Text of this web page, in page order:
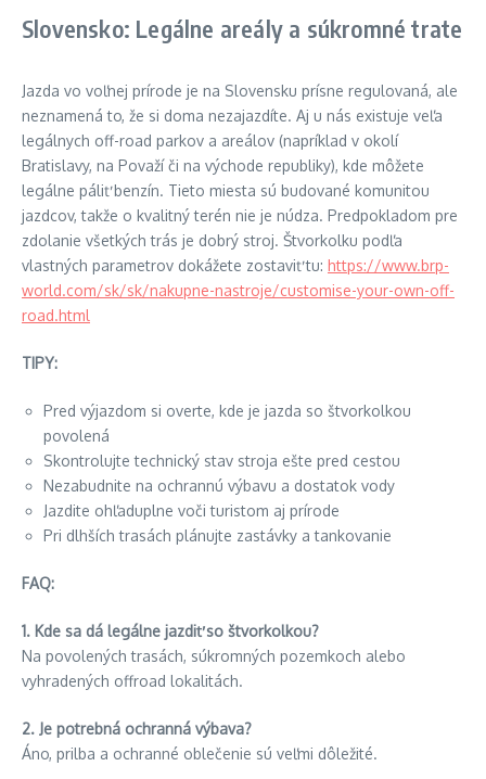
Slovensko: Legálne areály a súkromné trate
Jazda vo voľnej prírode je na Slovensku prísne regulovaná, ale
neznamená to, že si doma nezajazdíte. Aj u nás existuje veľa
legálnych off-road parkov a areálov (napríklad v okolí
Bratislavy, na Považí či na východe republiky), kde môžete
legálne páliť benzín. Tieto miesta sú budované komunitou
jazdcov, takže o kvalitný terén nie je núdza. Predpokladom pre
zdolanie všetkých trás je dobrý stroj. Štvorkolku podľa
vlastných parametrov dokážete zostaviť tu: https://www.brp-
world.com/sk/sk/nakupne-nastroje/customise-your-own-off-
road.html
TIPY:
Pred výjazdom si overte, kde je jazda so štvorkolkou
povolená
Skontrolujte technický stav stroja ešte pred cestou
Nezabudnite na ochrannú výbavu a dostatok vody
Jazdite ohľaduplne voči turistom aj prírode
Pri dlhších trasách plánujte zastávky a tankovanie
FAQ:
1. Kde sa dá legálne jazdiť so štvorkolkou?
Na povolených trasách, súkromných pozemkoch alebo
vyhradených offroad lokalitách.
2. Je potrebná ochranná výbava?
Áno, prilba a ochranné oblečenie sú veľmi dôležité.